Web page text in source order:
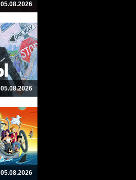
05.08.2026
05.08.2026
05.08.2026